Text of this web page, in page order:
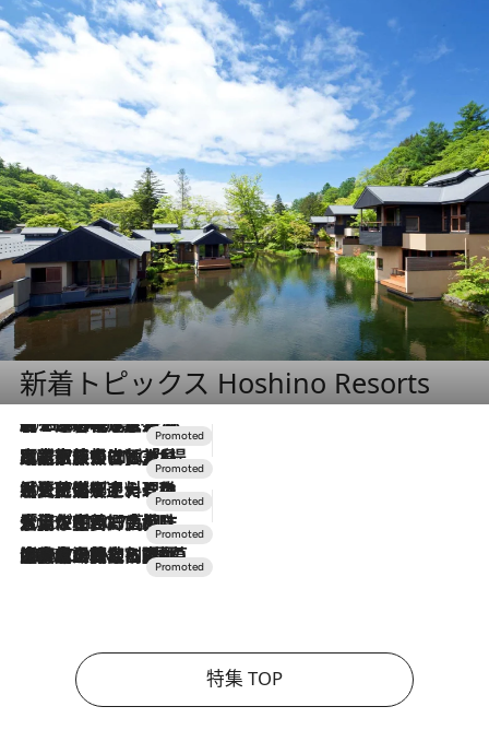
新着トピックス Hoshino Resorts
2026.8.7
【トンボの足水浴】ヒノキの香りに包まれて涼感マックス！約13℃の湧水かけ流しを避暑地「星野温泉 トンボの湯」で体験
2026.7.31
【ホテル帰省】という選択肢をOMOが提案。家族とほどよい距離を保つには「昼は実家、夜は気兼ねなくホテルで！」
2026.7.24
【夏限定ディナーコース】旬を迎える稚鮎や花ズッキーニなどをイタリア・トスカーナの郷土料理の手法で満喫！
2026.7.17
「土佐和ハーブかき氷」がOMO7高知に登場！生姜、山椒、大葉など目にも舌にも涼を呼ぶ郷土の味
2026.7.10
NEW OPEN！【界 草津】名湯の地に誕生。趣の異なる2種の温泉と上州ならではの会席・蕎麦割烹など美食を味わう究極の癒やし旅
特集 TOP